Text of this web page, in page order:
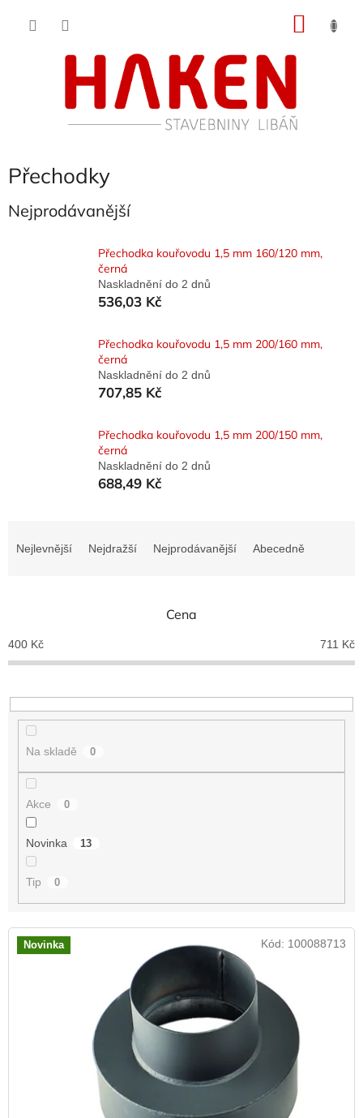
Přechodky
Nejprodávanější
Přechodka kouřovodu 1,5 mm 160/120 mm,
černá
Naskladnění do 2 dnů
536,03 Kč
Přechodka kouřovodu 1,5 mm 200/160 mm,
černá
Naskladnění do 2 dnů
707,85 Kč
Přechodka kouřovodu 1,5 mm 200/150 mm,
černá
Naskladnění do 2 dnů
688,49 Kč
p
r
o
u
Nejlevnější Nejdražší Nejprodávanější Abecedně
Cena
400 Kč 711 Kč
Na skladě 0
Akce 0
Novinka 13
Tip 0
V Novinka Kód: 100088713